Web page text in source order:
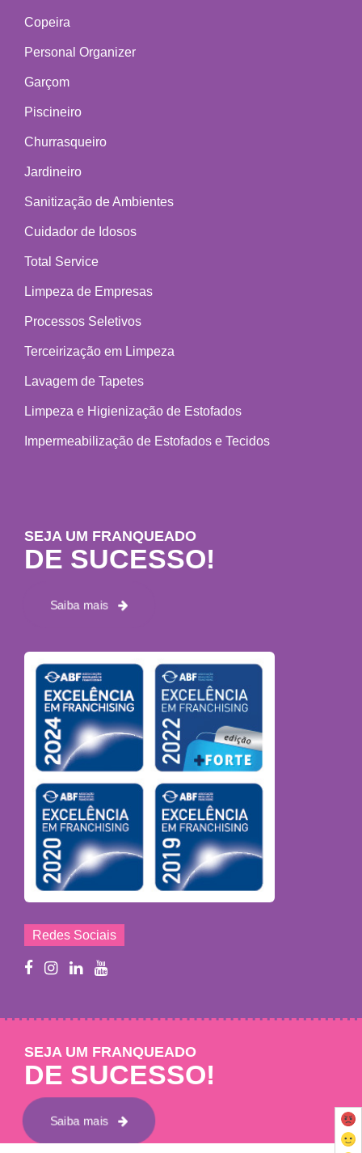
Copeira
Personal Organizer
Garçom
Piscineiro
Churrasqueiro
Jardineiro
Sanitização de Ambientes
Cuidador de Idosos
Total Service
Limpeza de Empresas
Processos Seletivos
Terceirização em Limpeza
Lavagem de Tapetes
Limpeza e Higienização de Estofados
Impermeabilização de Estofados e Tecidos
SEJA UM FRANQUEADO
DE SUCESSO!
Saiba mais
Redes Sociais
SEJA UM FRANQUEADO
DE SUCESSO!
Saiba mais